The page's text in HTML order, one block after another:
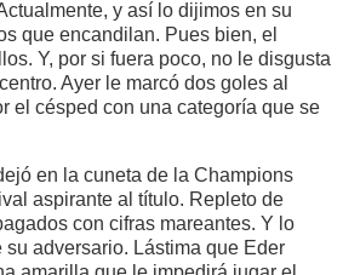
y así lo dijimos en su
que encandilan. Pues bien, el
Y, por si fuera poco, no le disgusta
Ayer le marcó dos goles al
el césped con una categoría que se
en la cuneta de la Champions
aspirante al título. Repleto de
con cifras mareantes. Y lo
su adversario. Lástima que Eder